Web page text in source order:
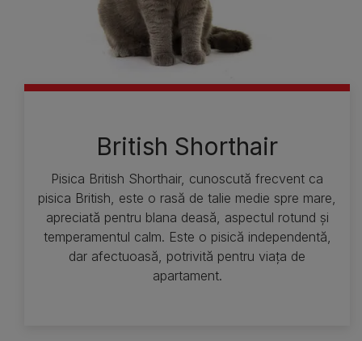
British Shorthair
Pisica British Shorthair, cunoscută frecvent ca
pisica British, este o rasă de talie medie spre mare,
apreciată pentru blana deasă, aspectul rotund și
temperamentul calm. Este o pisică independentă,
dar afectuoasă, potrivită pentru viața de
apartament.